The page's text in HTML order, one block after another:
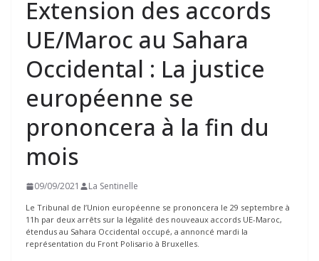
Extension des accords
UE/Maroc au Sahara
Occidental : La justice
européenne se
prononcera à la fin du
mois
09/09/2021 La Sentinelle
Le Tribunal de l’Union européenne se prononcera le 29 septembre à
11h par deux arrêts sur la légalité des nouveaux accords UE-Maroc,
étendus au Sahara Occidental occupé, a annoncé mardi la
représentation du Front Polisario à Bruxelles.